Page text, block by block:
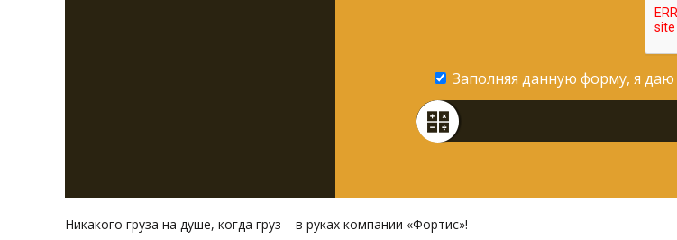
Заполняя данную форму, я даю
Никакого груза на душе, когда груз – в руках компании «Фортис»!